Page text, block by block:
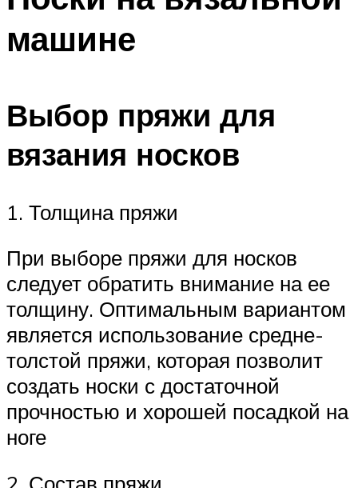
машине
Выбор пряжи для
вязания носков
1. Толщина пряжи
При выборе пряжи для носков
следует обратить внимание на ее
толщину. Оптимальным вариантом
является использование средне-
толстой пряжи, которая позволит
создать носки с достаточной
прочностью и хорошей посадкой на
ноге